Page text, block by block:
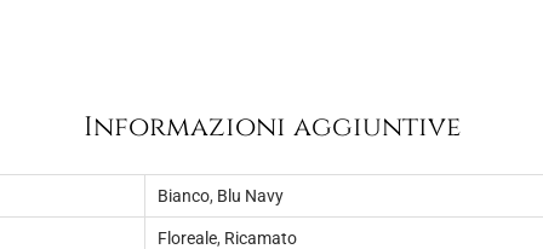
0
0
.
Informazioni aggiuntive
Bianco, Blu Navy
Floreale, Ricamato